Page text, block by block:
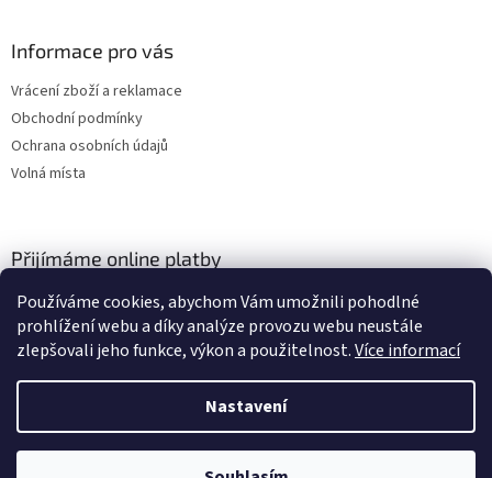
Používáme cookies, abychom Vám umožnili pohodlné
prohlížení webu a díky analýze provozu webu neustále
zlepšovali jeho funkce, výkon a použitelnost.Více informací
Nastavení
Vážení zákazníci, momentálně čerpáme dovolenou a budeme opět
expedovat od středy 28. července. Počítejte s doručením zásilek
Informace pro vás
Vrácení zboží a reklamace
Obchodní podmínky
Ochrana osobních údajů
Volná místa
Přijímáme online platby
Vytvořil Shoptet